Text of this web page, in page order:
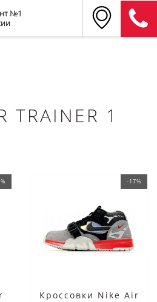
№1
TRAINER 1
-17%
Кроссовки Nike Air